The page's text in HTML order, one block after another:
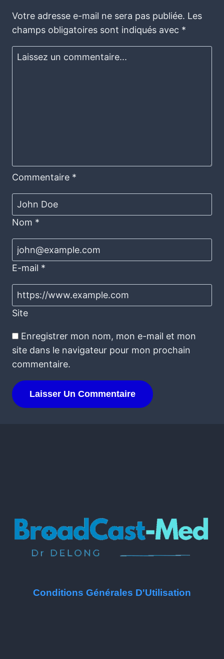
Votre adresse e-mail ne sera pas publiée. Les
champs obligatoires sont indiqués avec *
Commentaire *
Nom *
E-mail *
Site
Enregistrer mon nom, mon e-mail et mon
site dans le navigateur pour mon prochain
commentaire.
Conditions Générales D'Utilisation